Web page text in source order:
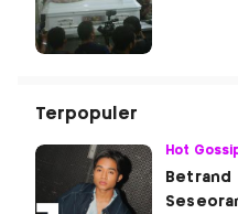
Terpopuler
Hot
Betrand